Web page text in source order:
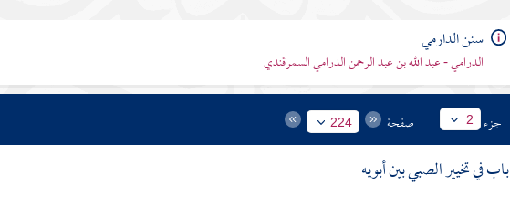
سنن الدارمي
الدرامي - عبد الله بن عبد الرحمن الدرامي السمرقندي
جزء 2 صفحة 224
باب في تخيير الصبي بين أبويه